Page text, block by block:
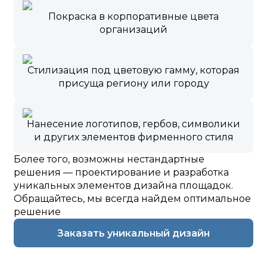
Покраска в корпоративные цвета
организаций
Стилизация под цветовую гамму, которая
присуща региону или городу
Нанесение логотипов, гербов, символики
и других элементов фирменного стиля
Более того, возможны нестандартные
решения — проектирование и разработка
уникальных элементов дизайна площадок.
Обращайтесь, мы всегда найдем оптимальное
решение
Заказать уникальный дизайн